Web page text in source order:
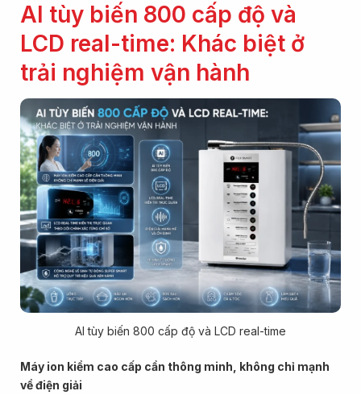
AI tùy biến 800 cấp độ và
LCD real-time: Khác biệt ở
trải nghiệm vận hành
AI tùy biến 800 cấp độ và LCD real-time
Máy ion kiềm cao cấp cần thông minh, không chỉ mạnh
về điện giải